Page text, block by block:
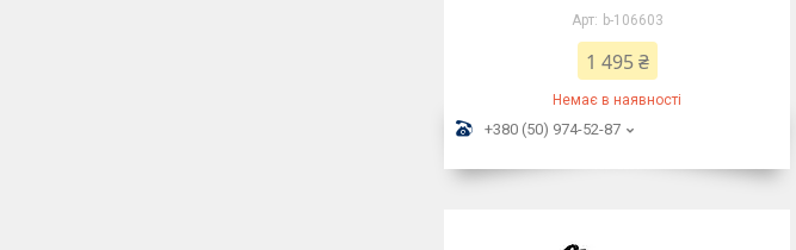
b-106603
1 495 ₴
Немає в наявності
+380 (50) 974-52-87